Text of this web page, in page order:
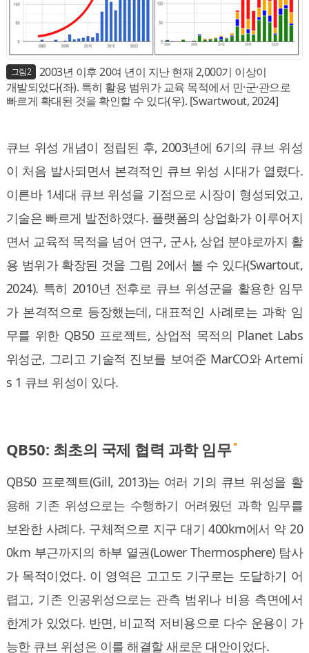
그림2
2003년 이후 20여 년이 지난 현재 2,000기 이상이
개발되었다(좌). 특히 활용 범위가 교육 목적에서 민·군·관으로
빠르게 확대된 것을 확인할 수 있다(우). [Swartwout, 2024]
큐브 위성 개념이 정립된 후, 2003년에 6기의 큐브 위성
이 처음 발사되면서 본격적인 큐브 위성 시대가 열렸다.
이른바 1세대 큐브 위성을 기점으로 시장이 형성되었고,
기술은 빠르게 발전하였다. 플랫폼의 상업화가 이루어지
면서 교육적 목적을 넘어 연구, 군사, 상업 분야로까지 활
용 범위가 확장된 것을 그림 2에서 볼 수 있다(Swartout,
2024). 특히 2010년 전후로 큐브 위성군을 활용한 임무
가 본격적으로 등장했는데, 대표적인 사례로는 과학 임
무를 위한 QB50 프로젝트, 상업적 목적의 Planet Labs
위성군, 그리고 기술적 진보를 보여준 MarCO와 Artemi
s 1 큐브 위성이 있다.
QB50: 최초의 국제 협력 과학 임무
QB50 프로젝트(Gill, 2013)는 여러 기의 큐브 위성을 활
용해 기존 위성으로는 수행하기 어려웠던 과학 임무를
보완한 사례다. 구체적으로 지구 대기 400km에서 약 20
0km 부근까지의 하부 열권(Lower Thermosphere) 탐사
가 목적이었다. 이 영역은 고고도 기구로는 도달하기 어
렵고, 기존 인공위성으로는 관측 범위나 비용 측면에서
한계가 있었다. 반면, 비교적 저비용으로 다수 운용이 가
능한 큐브 위성은 이를 해결할 새로운 대안이었다.